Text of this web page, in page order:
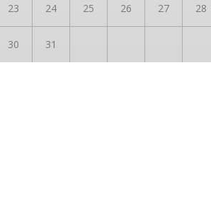
23 24 25 26 27 28
30 31